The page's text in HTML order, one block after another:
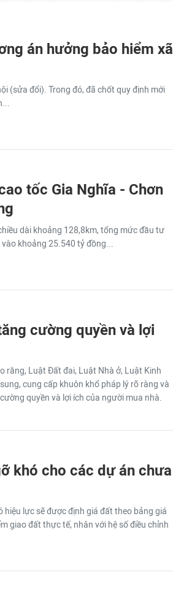
án hưởng bảo hiểm xã
(sửa đổi). Trong đó, đã chốt quy định mới
tốc Gia Nghĩa - Chơn
dài khoảng 128,8km, tổng mức đầu tư
khoảng 25.540 tỷ đồng...
cường quyền và lợi
rằng, Luật Đất đai, Luật Nhà ở, Luật Kinh
cung cấp khuôn khổ pháp lý rõ ràng và
quyền và lợi ích của người mua nhà.
khó cho các dự án chưa
lực sẽ được định giá đất theo bảng giá
giao đất thực tế, nhân với hệ số điều chỉnh